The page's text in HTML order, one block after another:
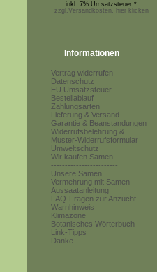
inkl. 7% Umsatzsteuer *
zzgl.Versandkosten, hier klicken
Informationen
Vertrag widerrufen
Datenschutz
EU Umsatzsteuer
Bestellablauf
Zahlungsarten
Lieferung & Versand
Garantie & Beanstandungen
Widerrufsbelehrung &
Muster-Widerrufsformular
Umweltschutz
Wir kaufen Samen
------------------------
Unsere Samen
Vermehrung mit Samen
Aussaatanleitung
FAQ-Fragen zur Anzucht
Warnhinweis
Klimazone
Botanisches Wörterbuch
Link-Tipps
Danke